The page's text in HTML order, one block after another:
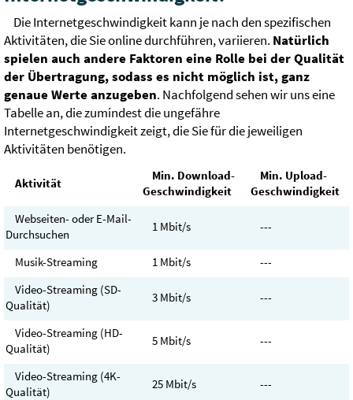
Die Internetgeschwindigkeit kann je nach den spezifischen
Aktivitäten, die Sie online durchführen, variieren. Natürlich
spielen auch andere Faktoren eine Rolle bei der Qualität
der Übertragung, sodass es nicht möglich ist, ganz
genaue Werte anzugeben. Nachfolgend sehen wir uns eine
Tabelle an, die zumindest die ungefähre
Internetgeschwindigkeit zeigt, die Sie für die jeweiligen
Aktivitäten benötigen.
Aktivität
Min. Download-
Geschwindigkeit
Min. Upload-
Geschwindigkeit
Webseiten- oder E-Mail-
Durchsuchen
1 Mbit/s ---
Musik-Streaming 1 Mbit/s
---
Video-Streaming (SD-
Qualität)
3 Mbit/s ---
Video-Streaming (HD-
Qualität)
5 Mbit/s ---
Video-Streaming (4K-
Qualität)
25 Mbit/s ---